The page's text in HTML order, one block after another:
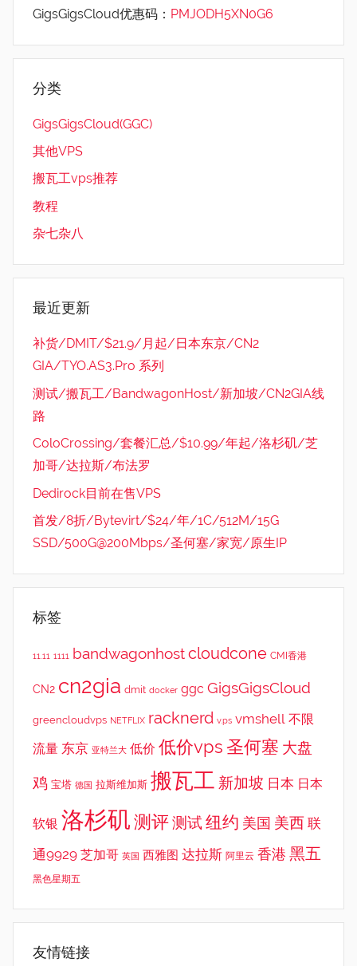
GigsGigsCloud优惠码： PMJODH5XN0G6
分类
GigsGigsCloud(GGC)
其他VPS
搬瓦工vps推荐
教程
杂七杂八
最近更新
补货/DMIT/$21.9/月起/日本东京/CN2
GIA/TYO.AS3.Pro 系列
测试/搬瓦工/BandwagonHost/新加坡/CN2GIA线
路
ColoCrossing/套餐汇总/$10.99/年起/洛杉矶/芝
加哥/达拉斯/布法罗
Dedirock目前在售VPS
首发/8折/Bytevirt/$24/年/1C/512M/15G
SSD/500G@200Mbps/圣何塞/家宽/原生IP
标签
11.11 1111 bandwagonhostcloudcone CMI香港
CN2 cn2gia dmit docker ggc GigsGigsCloud
greencloudvps NETFLIX racknerd v.ps vmshell 不限
流量 东京 亚特兰大 低价 低价vps 圣何塞 大盘
鸡 宝塔 德国 拉斯维加斯 搬瓦工 新加坡 日本 日本
软银 洛杉矶 测评测试纽约 美国 美西 联
通9929 芝加哥 英国 西雅图 达拉斯 阿里云 香港 黑五
黑色星期五
友情链接